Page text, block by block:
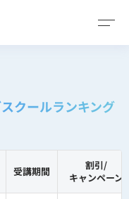
クールランキング
受講期間
割引/
キャンペーン